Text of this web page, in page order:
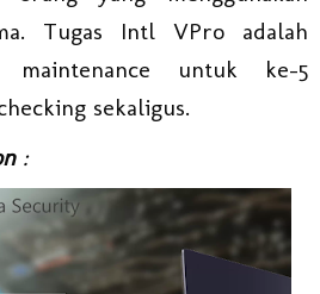
Tugas Intl VPro adalah
maintenance untuk ke-5
sekaligus.
: